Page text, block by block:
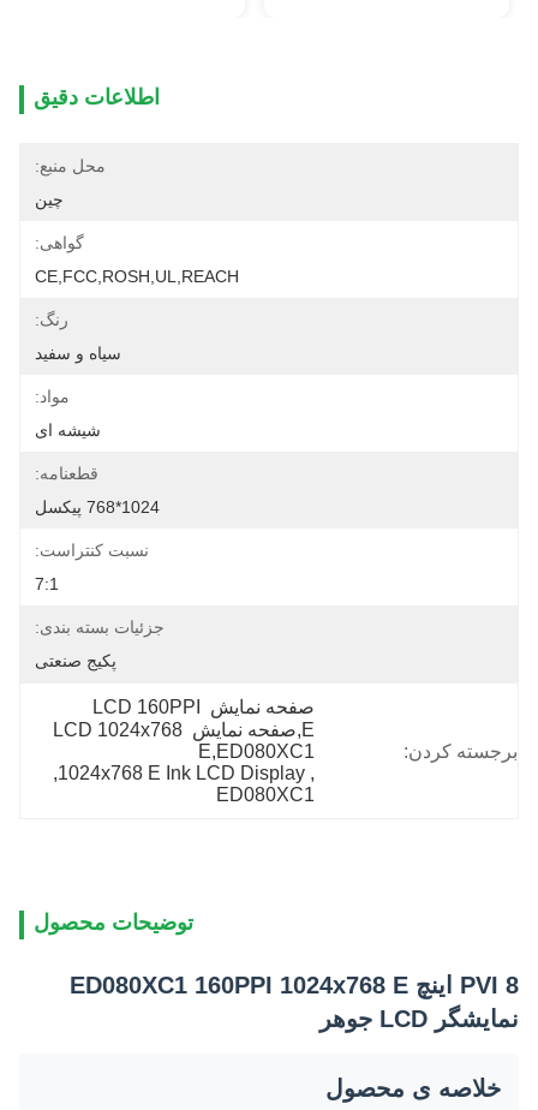
اطلاعات دقیق
محل منبع:
چین
گواهی:
CE,FCC,ROSH,UL,REACH
رنگ:
سیاه و سفید
مواد:
شیشه ای
قطعنامه:
1024*768 پیکسل
نسبت کنتراست:
7:1
جزئیات بسته بندی:
پکیج صنعتی
برجسته کردن:
صفحه نمایش LCD 160PPI
E,صفحه نمایش LCD 1024x768
E,ED080XC1
,
1024x768 E Ink LCD Display
,
ED080XC1
توضیحات محصول
PVI 8 اینچ ED080XC1 160PPI 1024x768 E
نمایشگر LCD جوهر
خلاصه ی محصول